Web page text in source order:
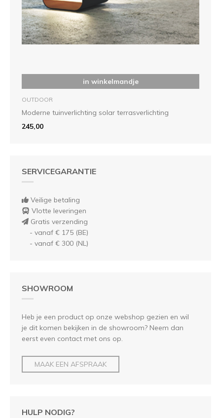
in winkelmandje
OUTDOOR
Moderne tuinverlichting solar terrasverlichting
245,00
SERVICEGARANTIE
Veilige betaling
Vlotte leveringen
Gratis verzending
- vanaf € 175 (BE)
- vanaf € 300 (NL)
SHOWROOM
Heb je een product op onze webshop gezien en wil
je dit komen bekijken in de showroom? Neem dan
eerst even contact met ons op.
MAAK EEN AFSPRAAK
HULP NODIG?